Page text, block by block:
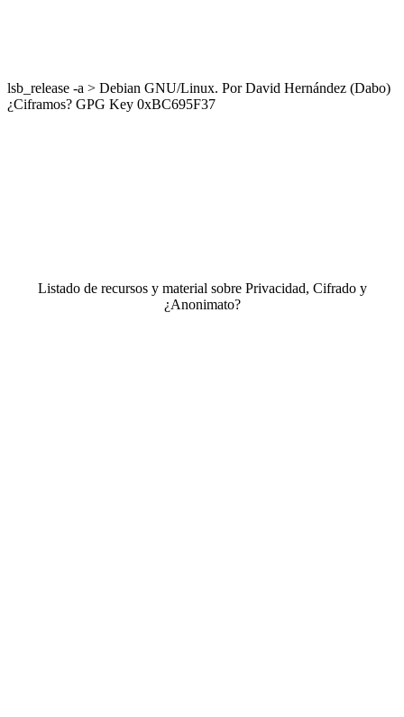
lsb_release -a > Debian GNU/Linux. Por David Hernández (Dabo)
¿Ciframos? GPG Key 0xBC695F37
Listado de recursos y material sobre Privacidad, Cifrado y
¿Anonimato?